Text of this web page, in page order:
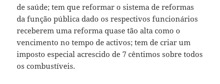
de saúde; tem que reformar o sistema de reformas
da função pública dado os respectivos funcionários
receberem uma reforma quase tão alta como o
vencimento no tempo de activos; tem de criar um
imposto especial acrescido de 7 cêntimos sobre todos
os combustíveis.